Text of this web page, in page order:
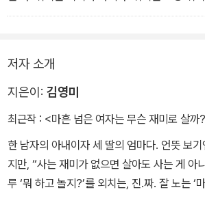
어선다면 또 모를까? 위기는 꿈으로 향해가는
오프라 윈프리는 이렇게 말했다. '당신이 할 수
당신이 꿈꾸는 삶을 사는 것이다.' 당신은 더
저자 소개
지은이: 김영미
최근작 : <마흔 넘은 여자는 무슨 재미로 살까
한 남자의 아내이자 세 딸의 엄마다. 언뜻 보기엔 평범해 보일지 모르
지만, “사는 재미가 없으면 살아도 사는 게 아
루 ‘뭐 하고 놀지?’를 외치는, 진.짜. 잘 노는 ‘